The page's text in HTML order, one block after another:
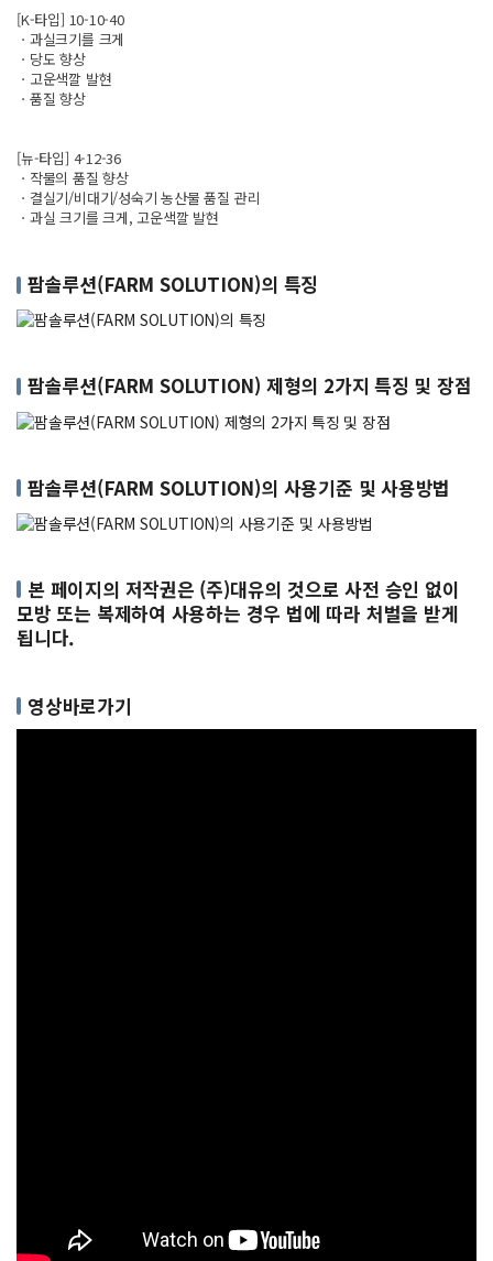
[K-타입] 10-10-40
ㆍ과실크기를 크게
ㆍ당도 향상
ㆍ고운색깔 발현
ㆍ품질 향상
[뉴-타입] 4-12-36
ㆍ작물의 품질 향상
ㆍ결실기/비대기/성숙기 농산물 품질 관리
ㆍ과실 크기를 크게, 고운색깔 발현
팜솔루션(FARM SOLUTION)의 특징
팜솔루션(FARM SOLUTION) 제형의 2가지 특징 및 장점
팜솔루션(FARM SOLUTION)의 사용기준 및 사용방법
본 페이지의 저작권은 (주)대유의 것으로 사전 승인 없이
모방 또는 복제하여 사용하는 경우 법에 따라 처벌을 받게
됩니다.
영상바로가기